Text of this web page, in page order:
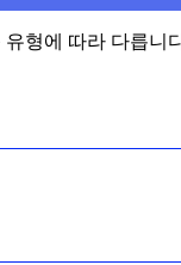
형에 따라 다릅니